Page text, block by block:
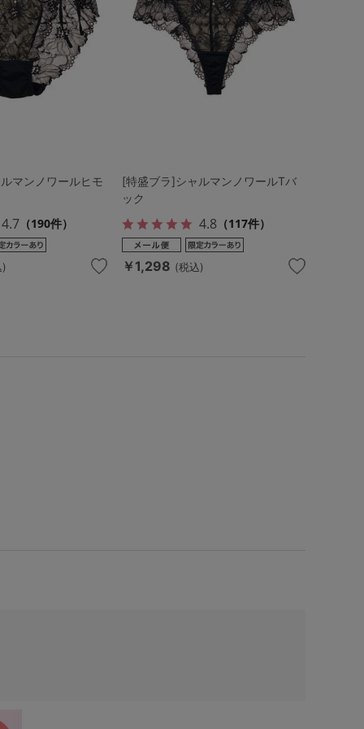
マンノワールヒモ
4.7（190件）
[特盛ブラ]シャルマンノワールTバ
ック
4.8 （117件）
￥1,298 (税込)